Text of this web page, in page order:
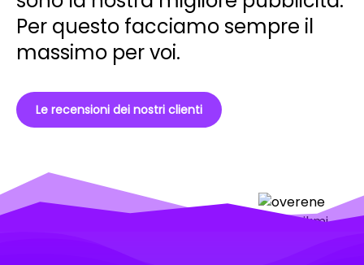
Per questo facciamo sempre il
massimo per voi.
Le recensioni dei nostri clienti